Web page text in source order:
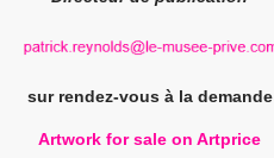
sur rendez-vous à la demande
Artwork for sale on Artprice